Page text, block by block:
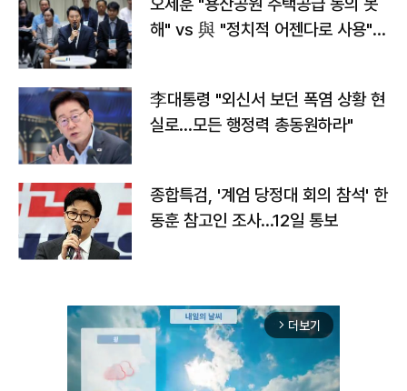
해" vs 與 "정치적 어젠다로 사용"
李대통령 "외신서 보던 폭염 상황 현
실로…모든 행정력 총동원하라"
종합특검, '계엄 당정대 회의 참석' 한
동훈 참고인 조사...12일 통보
arrow_forward_ios 더보기